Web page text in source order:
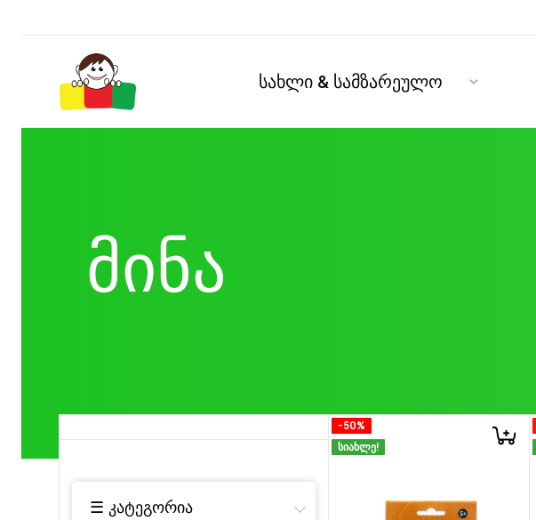
სახლი & სამზარეულო
მინა
☰ კატეგორია
-50%
სიახლე!